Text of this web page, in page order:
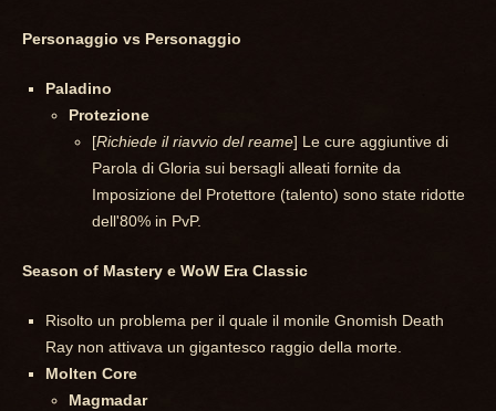
Personaggio vs Personaggio
Paladino
Protezione
[Richiede il riavvio del reame] Le cure aggiuntive di
Parola di Gloria sui bersagli alleati fornite da
Imposizione del Protettore (talento) sono state ridotte
dell'80% in PvP.
Season of Mastery e WoW Era Classic
Risolto un problema per il quale il monile Gnomish Death
Ray non attivava un gigantesco raggio della morte.
Molten Core
Magmadar